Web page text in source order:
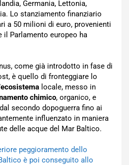
Germania, Lettonia,
Lo stanziamento finanziario
a 50 milioni di euro, provenienti
Parlamento europeo ha
come già introdotto in fase di
è quello di fronteggiare lo
ecosistema locale, messo in
chimico, organico, e
secondo dopoguerra fino ai
influenzato in maniera
delle acque del Mar Baltico.
peggioramento dello
è poi conseguito allo